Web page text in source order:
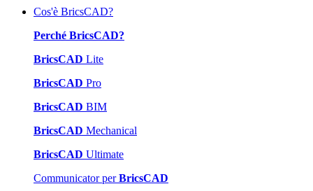
Cos'è BricsCAD?
Perché BricsCAD?
BricsCAD Lite
BricsCAD Pro
BricsCAD BIM
BricsCAD Mechanical
BricsCAD Ultimate
Communicator perBricsCAD